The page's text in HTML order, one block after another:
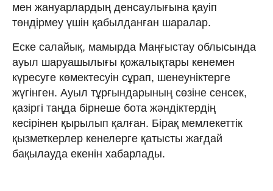
мен жануарлардың денсаулығына қауіп
төндірмеу үшін қабылданған шаралар.
Еске салайық, мамырда Маңғыстау облысында
ауыл шаруашылығы қожалықтары кенемен
күресуге көмектесуін сұрап, шенеуніктерге
жүгінген. Ауыл тұрғындарының сөзіне сенсек,
қазіргі таңда бірнеше бота жәндіктердің
кесірінен қырылып қалған. Бірақ мемлекеттік
қызметкерлер кенелерге қатысты жағдай
бақылауда екенін хабарлады.